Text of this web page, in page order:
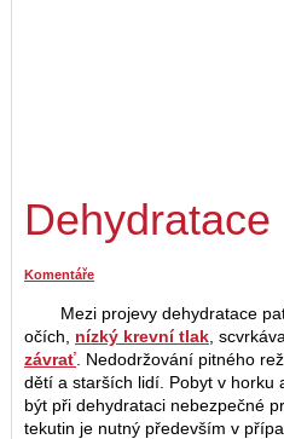
Dehydratace
Komentáře
Mezi projevy dehydratace
očích, nízký krevní tlak ,
závrať . Nedodržování pitného
dětí a starších lidí. Pobyt v horku
být při dehydrataci nebezpečné
tekutin je nutný především v